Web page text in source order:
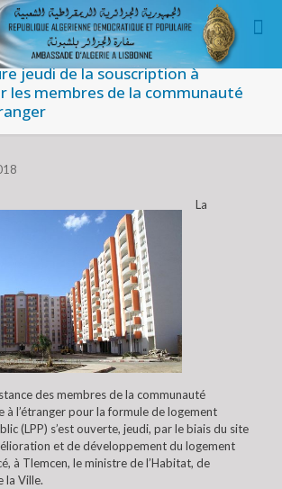
jeudi de la souscription à
les membres de la communauté
La
des membres de la communauté
à l’étranger pour la formule de logement
(LPP) s’est ouverte, jeudi, par le biais du site
et de développement du logement
à Tlemcen, le ministre de l’Habitat, de
la Ville.